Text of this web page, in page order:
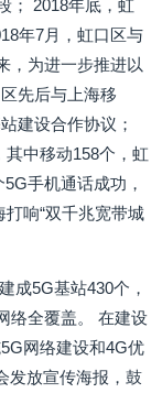
； 2018年底，虹
年7月，虹口区与
，为进一步推进以
先后与上海移
建设合作协议；
其中移动158个，虹
手机通话成功，
打响“双千兆宽带城
成5G基站430个，
络全覆盖。 在建设
网络建设和4G优
发放宣传海报，鼓